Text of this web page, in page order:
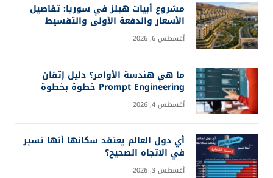
مشروع أبيات هيلز في سوريا: تفاصيل
الأسعار والدفعة الأولى والتقسيط
أغسطس 6, 2026
ما هي هندسة الأوامر؟ دليل إتقان
Prompt Engineering خطوة بخطوة
أغسطس 4, 2026
أي دول العالم يعتقد سكانها أنها تسير
في الاتجاه الصحيح؟
أغسطس 3, 2026